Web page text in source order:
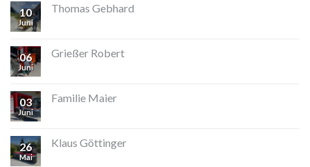
10
Juni
Thomas Gebhard
06
Juni
Grießer Robert
03
Juni
Familie Maier
26
Mai
Klaus Göttinger